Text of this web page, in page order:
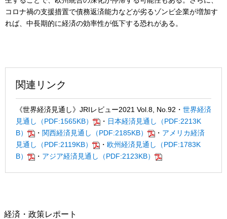
コロナ禍の支援措置で債務返済能力などが劣るゾンビ企業が増加す
れば、中長期的に経済の効率性が低下する恐れがある。
関連リンク
《世界経済見通し》JRIレビュー2021 Vol.8, No.92 ・ 世界経済
見通し（PDF:1565KB）
・ 日本経済見通し（PDF:2213K
B）
・ 関西経済見通し（PDF:2185KB） ・ アメリカ経済
見通し（PDF:2119KB）
・ 欧州経済見通し（PDF:1783K
B）
・ アジア経済見通し（PDF:2123KB）
経済・政策レポート